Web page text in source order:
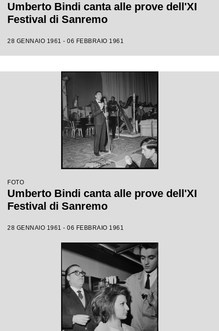
Umberto Bindi canta alle prove dell'XI
Festival di Sanremo
28 GENNAIO 1961 - 06 FEBBRAIO 1961
FOTO
Umberto Bindi canta alle prove dell'XI
Festival di Sanremo
28 GENNAIO 1961 - 06 FEBBRAIO 1961